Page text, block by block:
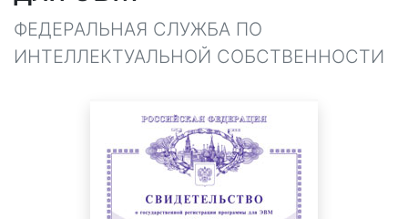
ФЕДЕРАЛЬНАЯ СЛУЖБА ПО
ИНТЕЛЛЕКТУАЛЬНОЙ СОБСТВЕННОСТИ